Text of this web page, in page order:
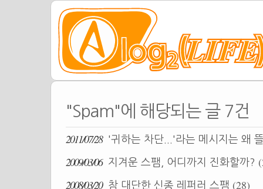
"Spam"에 해당되는 글 7건
2011/07/28 '귀하는 차단...'라는 메시지는 왜
2009/03/06 지겨운 스팸, 어디까지 진화할까?
2008/03/20
참 대단한 신종 레퍼러 스팸 (28)